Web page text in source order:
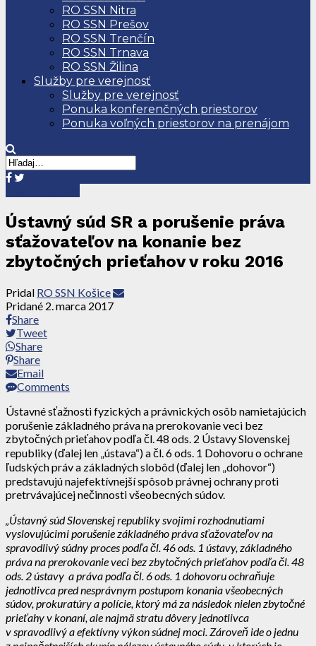
RO SSN Nitra
RO SSN Prešov
RO SSN Trenčín
RO SSN Trnava
RO SSN Žilina
Služby pre verejnosť
Služby pre verejnosť
Ponuka konferenčných priestorov
Ponuka voľných priestorov na prenájom
Ústavný súd SR a porušenie práva
sťažovateľov na konanie bez
zbytočných prieťahov v roku 2016
Pridal RO SSN Košice
Pridané 2. marca 2017
Share
Tweet
Share
Share
Email
Comments
Ústavné sťažnosti fyzických a právnických osôb namietajúcich
porušenie základného práva na prerokovanie veci bez
zbytočných prieťahov podľa čl. 48 ods. 2 Ústavy Slovenskej
republiky (ďalej len „ústava“) a čl. 6 ods. 1 Dohovoru o ochrane
ľudských práv a základných slobôd (ďalej len „dohovor“)
predstavujú najefektívnejší spôsob právnej ochrany proti
pretrvávajúcej nečinnosti všeobecných súdov.
„Ústavný súd Slovenskej republiky svojimi rozhodnutiami
vyslovujúcimi porušenie základného práva sťažovateľov na
spravodlivý súdny proces podľa čl. 46 ods. 1 ústavy, základného
práva na prerokovanie veci bez zbytočných prieťahov podľa čl. 48
ods. 2 ústavy a práva podľa čl. 6 ods. 1 dohovoru ochraňuje
jednotlivca pred nesprávnym postupom konania všeobecných
súdov, prokuratúry a polície, ktorý má za následok nielen zbytočné
prieťahy v konaní, ale najmä stratu dôvery jednotlivca
v spravodlivý a efektívny výkon súdnej moci. Zároveň ide o jednu